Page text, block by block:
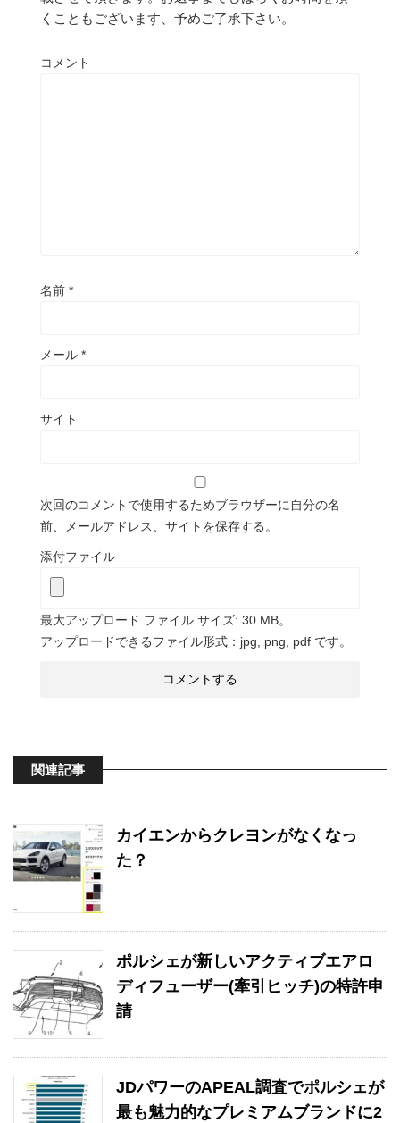
くこともございます、予めご了承下さい。
コメント
名前 *
メール *
サイト
次回のコメントで使用するためブラウザーに自分の名
前、メールアドレス、サイトを保存する。
添付ファイル
最大アップロード ファイル サイズ: 30 MB。
アップロードできるファイル形式：jpg, png, pdf です。
関連記事
カイエンからクレヨンがなくなっ
た？
ポルシェが新しいアクティブエアロ
ディフューザー(牽引ヒッチ)の特許申
請
JDパワーのAPEAL調査でポルシェが
最も魅力的なプレミアムブランドに2